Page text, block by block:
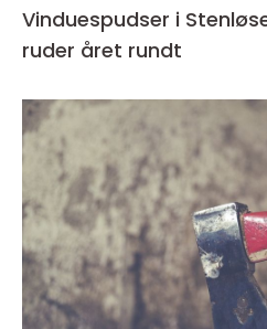
Vinduespudser i
ruder året rundt